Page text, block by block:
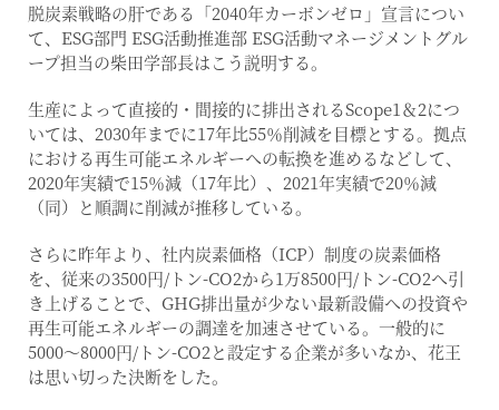
脱炭素戦略の肝である「2040年カーボンゼロ」宣言につい
て、ESG部門 ESG活動推進部 ESG活動マネージメントグル
ープ担当の柴田学部長はこう説明する。
生産によって直接的・間接的に排出されるScope1＆2につ
いては、2030年までに17年比55％削減を目標とする。拠点
における再生可能エネルギーへの転換を進めるなどして、
2020年実績で15％減（17年比）、2021年実績で20％減
（同）と順調に削減が推移している。
さらに昨年より、社内炭素価格（ICP）制度の炭素価格
を、従来の3500円/トン-CO2から1万8500円/トン-CO2へ引
き上げることで、GHG排出量が少ない最新設備への投資や
再生可能エネルギーの調達を加速させている。一般的に
5000〜8000円/トン-CO2と設定する企業が多いなか、花王
は思い切った決断をした。